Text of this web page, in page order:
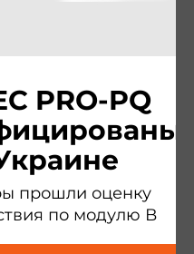
PRO-PQ
прошли оценку
по модулю В